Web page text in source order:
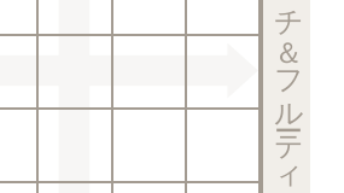
リッチ＆フルーティー